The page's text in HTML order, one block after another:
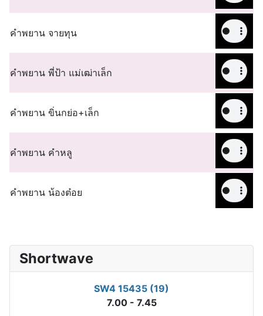
Shortwave
SW4 15435 (19)
7.00 - 7.45
คำพยาน จายทุน
คำพยาน พี่ป้า แม่เฒ่าเล็ก
คำพยาน ขิ่นกย่อ+เล็ก
คำพยาน คำหลู
คำพยาน น้องต๋อย